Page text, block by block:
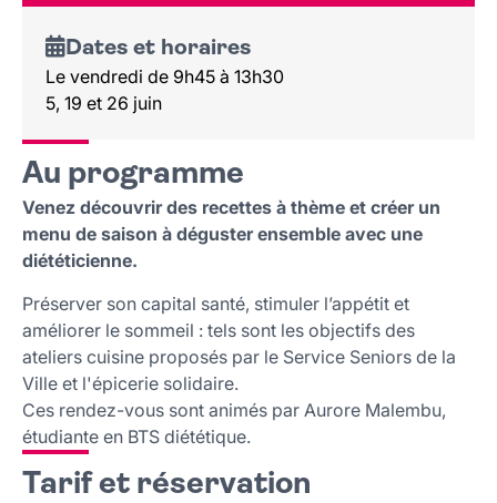
Dates et horaires
Le vendredi de 9h45 à 13h30
5, 19 et 26 juin
Au programme
Venez découvrir des recettes à thème et créer un
menu de saison à déguster ensemble avec une
diététicienne.
Préserver son capital santé, stimuler l’appétit et
améliorer le sommeil : tels sont les objectifs des
ateliers cuisine proposés par le Service Seniors de la
Ville et l'épicerie solidaire.
Ces rendez-vous sont animés par Aurore Malembu,
étudiante en BTS diététique.
Tarif et réservation